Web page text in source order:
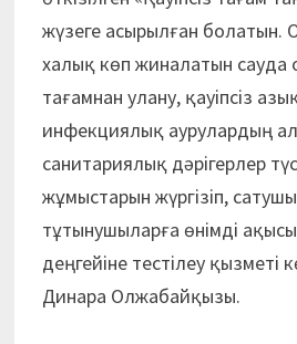
жүзеге асырылған
халық көп жиналатын сауда
тағамнан улану, қауіпсіз
инфекциялық аурулардың
санитариялық дәрігерлер
жұмыстарын жүргізіп,
тұтынушыларға өнімді
деңгейіне тестілеу қызметі
Динара Олжабайқызы.